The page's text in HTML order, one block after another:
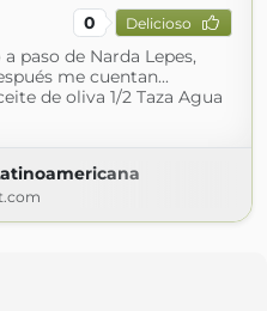
0 Delicioso
paso de Narda Lepes,
me cuentan...
de oliva 1/2 Taza Agua